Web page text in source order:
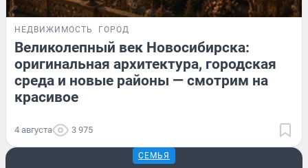
НЕДВИЖИМОСТЬ ГОРОД
Великолепный век Новосибирска:
оригинальная архитектура, городская
среда и новые районы — смотрим на
красивое
4 августа 3 975
СЕМЬЯ